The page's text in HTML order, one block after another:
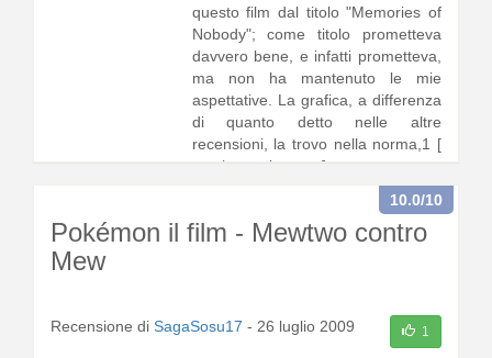
questo film dal titolo "Memories of
Nobody"; come titolo prometteva
davvero bene, e infatti prometteva,
ma non ha mantenuto le mie
aspettative. La grafica, a differenza
di quanto detto nelle altre
recensioni, la trovo nella norma,1 [
continua a leggere]
Pokémon il film - Mewtwo contro
Mew
10.0/10
Recensione di SagaSosu17 - 26 luglio 2009 1